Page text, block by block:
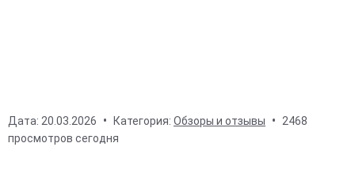
Дата: 20.03.2026 Категория: Обзоры и отзывы
2468
просмотров сегодня